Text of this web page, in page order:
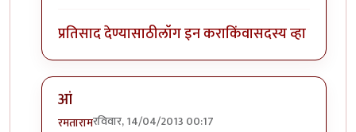
प्रतिसाद देण्यासाठीलॉग इन कराकिंवासदस्य व्हा
आं
रमतारामरविवार, 14/04/2013 00:17